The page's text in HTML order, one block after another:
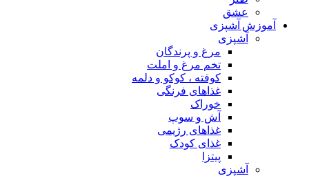
عشق
آموزش آشپزی
آشپزی
مرغ و پرندگان
تخم مرغ و املت
کوفته ، کوکو و دلمه
غذاهای فرنگی
خوراک
آش و سوپ
غذاهای رژیمی
غذای کودک
پیتزا
آشپزی